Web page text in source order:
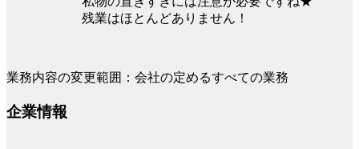
残業はほとんどありません！
業務内容の変更範囲：会社の定めるすべての業務
企業情報